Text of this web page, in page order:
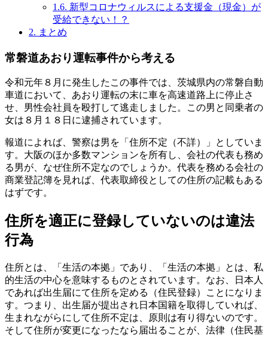
1.6. 新型コロナウィルスによる支援金（現金）が
受給できない！？
2. まとめ
常磐道あおり運転事件から考える
令和元年８月に発生したこの事件では、茨城県内の常磐自動
車道において、あおり運転の末に車を高速道路上に停止さ
せ、男性会社員を殴打して逃走しました。この男と同乗者の
女は８月１８日に逮捕されています。
報道によれば、警察は男を「住所不定（不詳）」としていま
す。大阪のほか多数マンションを所有し、会社の代表も務め
る男が、なぜ住所不定なのでしょうか。代表を務める会社の
商業登記簿を見れば、代表取締役としての住所の記載もある
はずです。
住所を適正に登録していないのは違法
行為
住所とは、「生活の本拠」であり、「生活の本拠」とは、私
的生活の中心を意味するものとされています。なお、日本人
であれば出生届にて住所を定める（住民登録）ことになりま
す。つまり、出生届が提出され日本国籍を取得していれば、
生まれながらにして住所不定は、原則は有り得ないのです。
そして住所が変更になったなら届出ることが、法律（住民基